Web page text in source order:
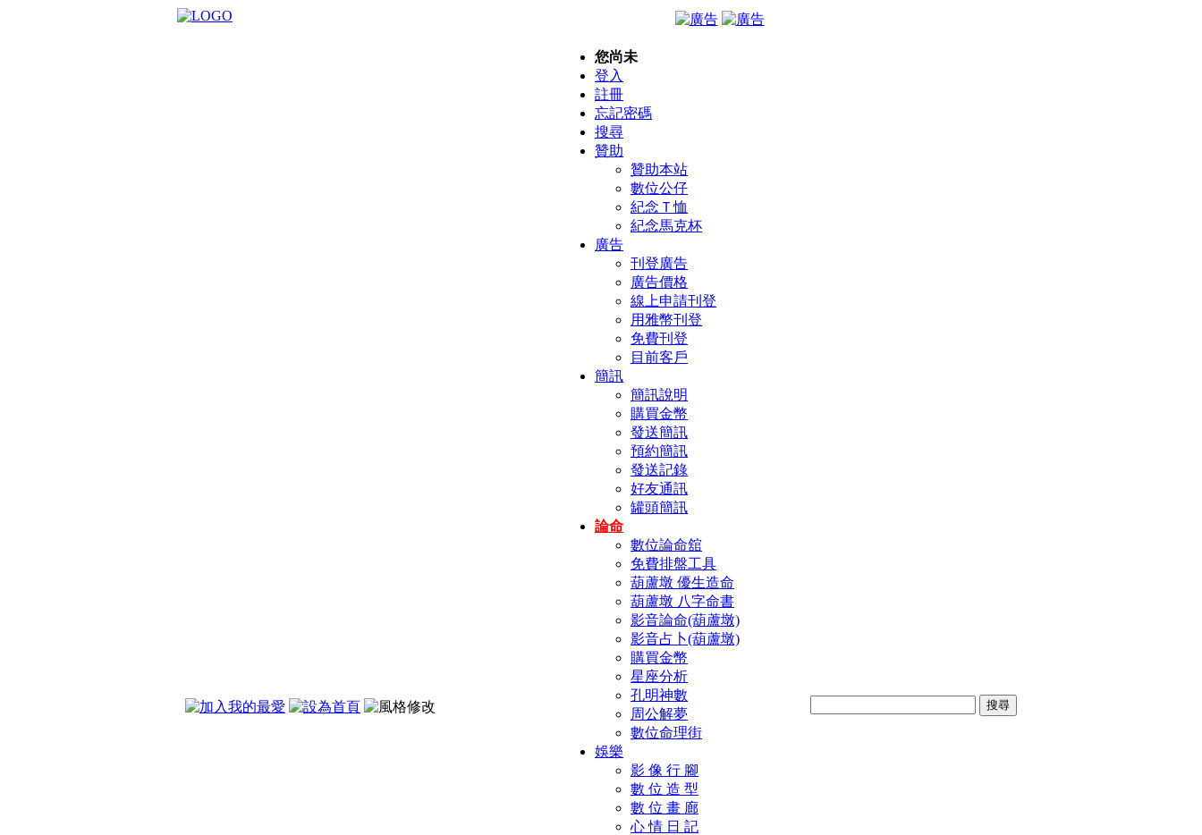
您尚未
登入
註冊
忘記密碼
搜尋
贊助
贊助本站
數位公仔
紀念Ｔ恤
紀念馬克杯
廣告
刊登廣告
廣告價格
線上申請刊登
用雅幣刊登
免費刊登
目前客戶
簡訊
簡訊說明
購買金幣
發送簡訊
預約簡訊
發送記錄
好友通訊
罐頭簡訊
論命
數位論命舘
免費排盤工具
葫蘆墩 優生造命
葫蘆墩 八字命書
影音論命(葫蘆墩)
影音占卜(葫蘆墩)
購買金幣
星座分析
孔明神數
周公解夢
數位命理街
娛樂
影 像 行 腳
數 位 造 型
數 位 畫 廊
心 情 日 記